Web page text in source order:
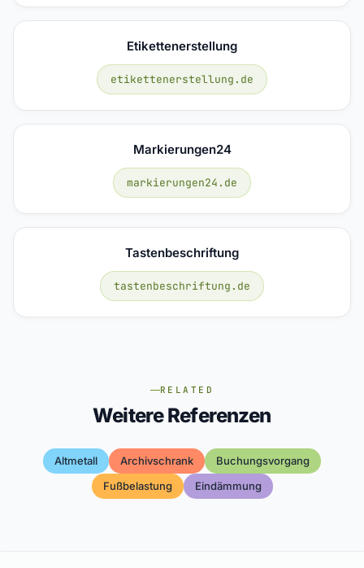
Etikettenerstellung
etikettenerstellung.de
Markierungen24
markierungen24.de
Tastenbeschriftung
tastenbeschriftung.de
RELATED
Weitere Referenzen
Altmetall Archivschrank
Buchungsvorgang
Fußbelastung
Eindämmung